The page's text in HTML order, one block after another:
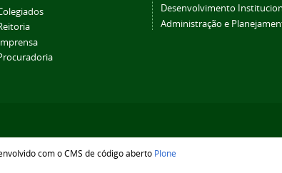
Desenvolvimento
Administração e
com o CMS de código aberto Plone